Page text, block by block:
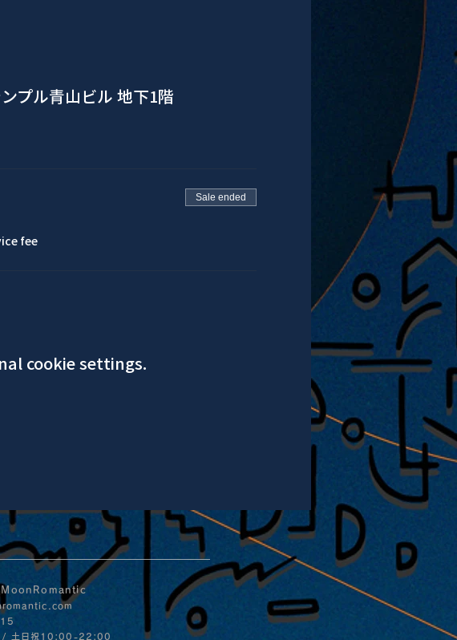
プル青山ビル 地下1階
fee
Sale ended
cookie settings.
MoonRomantic
土日祝10:00-22:00